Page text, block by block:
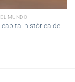
MUNDO
capital histórica de